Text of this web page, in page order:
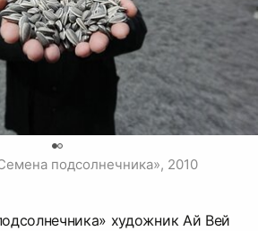
подсолнечника», 2010
художник Ай Вей